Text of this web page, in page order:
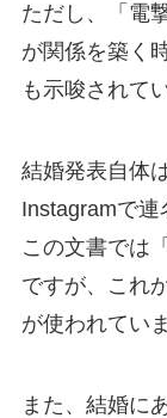
ただし、「電
が関係を築く
も示唆されて
結婚発表自体
Instagramで連
この文書では
ですが、これ
が使われてい
また、結婚に